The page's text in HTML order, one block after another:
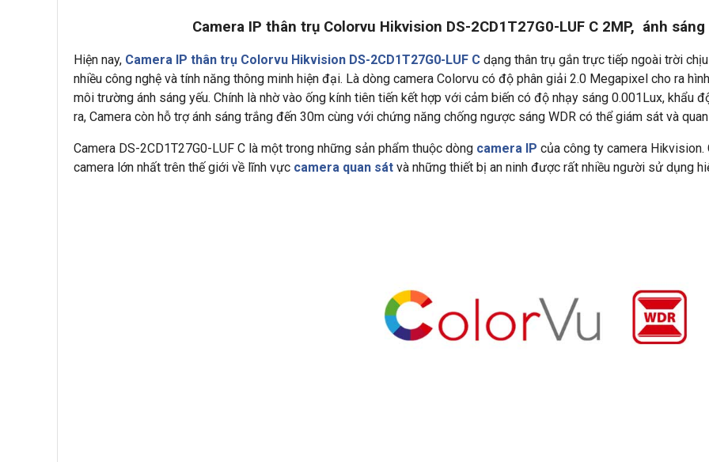
Camera IP thân trụ Colorvu Hikvision DS-2CD1T27G0-LUF C 2MP, ánh
Hiện nay, Camera IP thân trụ Colorvu Hikvision DS-2CD1T27G0-LUF C dạng thân trụ gắn trực tiếp ngoài trời
nhiều công nghệ và tính năng thông minh hiện đại. Là dòng camera Colorvu có độ phân giải 2.0 Megapixel cho ra
môi trường ánh sáng yếu. Chính là nhờ vào ống kính tiên tiến kết hợp với cảm biến có độ nhạy sáng 0.001Lux, khẩu
ra, Camera còn hỗ trợ ánh sáng trắng đến 30m cùng với chứng năng chống ngược sáng WDR có thể giám sát và
Camera DS-2CD1T27G0-LUF C là một trong những sản phẩm thuộc dòng camera IP của công ty camera
camera lớn nhất trên thế giới về lĩnh vực camera quan sát và những thiết bị an ninh được rất nhiều người sử dụng